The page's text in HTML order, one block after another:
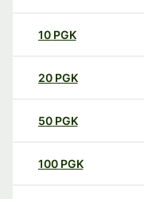
10 PGK
20 PGK
50 PGK
100 PGK